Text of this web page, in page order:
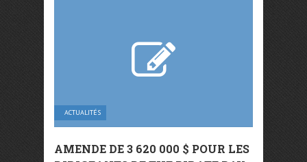
ACTUALITÉS
AMENDE DE 3 620 000 $ POUR LES